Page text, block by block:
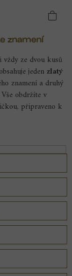
znamení
znamení
ze dvou kusů
jedenzlatý
znamení a druhý
Vše obdržíte v
připraveno k